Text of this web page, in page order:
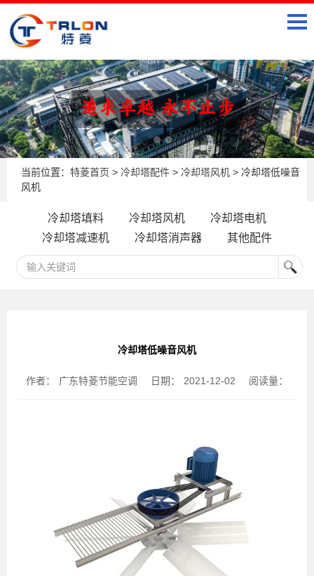
当前位置： 特菱首页 > 冷却塔配件 > 冷却塔风机 > 冷却塔低噪音
风机
冷却塔填料 冷却塔风机
冷却塔电机
冷却塔减速机
冷却塔消声器 其他配件
冷却塔低噪音风机
作者： 广东特菱节能空调 日期： 2021-12-02 阅读量：